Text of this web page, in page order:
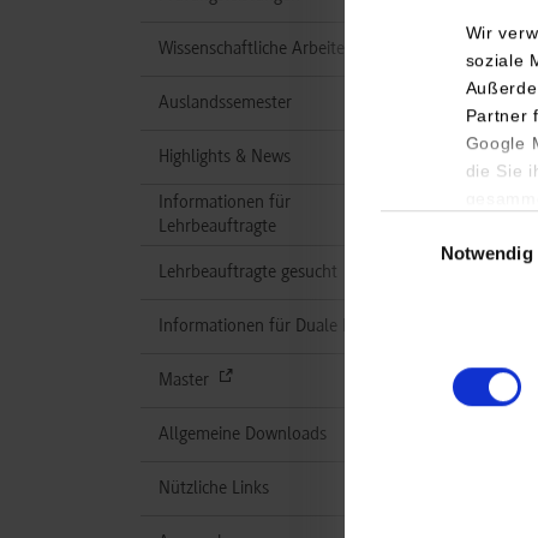
Wir
soziale
Partner
Google
die Sie
Notwendig
Wissenschaftliche Arbeiten
Auslandssemester
Highlights & News
Informationen für
Lehrbeauftragte
Lehrbeauftragte gesucht
Informationen für Duale Partner
Master
Allgemeine Downloads
Nützliche Links